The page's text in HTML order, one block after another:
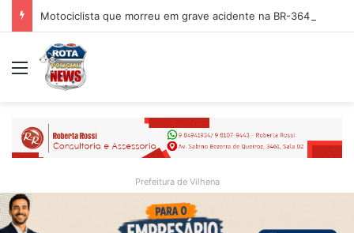
Menu
Prefeitura de Vilhena